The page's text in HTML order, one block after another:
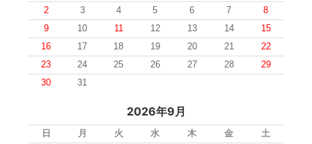
2
3 4 5 6 7
8
9
10 11 12 13 14
15
16
17 18 19 20 21
22
23
24 25 26 27 28
29
30
31
2026年9月
日 月 火 水 木 金
土